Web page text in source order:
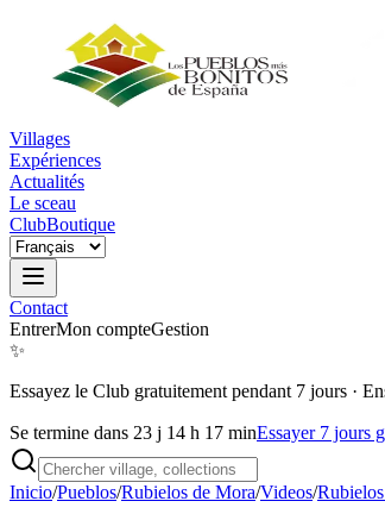
Villages
Expériences
Actualités
Le sceau
ClubBoutique
Contact
EntrerMon compteGestion
✨
Essayez le Club gratuitement pendant 7 jours ·
Se termine dans 23 j 14 h 17 minEssayer 7 jours
Inicio/Pueblos/Rubielos de Mora/Videos/